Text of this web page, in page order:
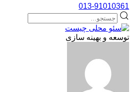
013-91010361
توسعه و بهینه سازی